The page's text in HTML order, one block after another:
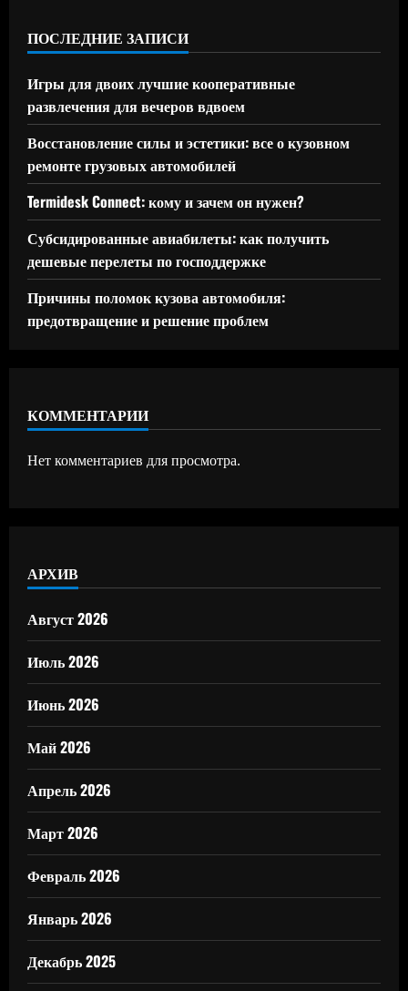
ПОСЛЕДНИЕ ЗАПИСИ
Игры для двоих лучшие кооперативные
развлечения для вечеров вдвоем
Восстановление силы и эстетики: все о кузовном
ремонте грузовых автомобилей
Termidesk Connect: кому и зачем он нужен?
Субсидированные авиабилеты: как получить
дешевые перелеты по господдержке
Причины поломок кузова автомобиля:
предотвращение и решение проблем
КОММЕНТАРИИ
Нет комментариев для просмотра.
АРХИВ
Август 2026
Июль 2026
Июнь 2026
Май 2026
Апрель 2026
Март 2026
Февраль 2026
Январь 2026
Декабрь 2025